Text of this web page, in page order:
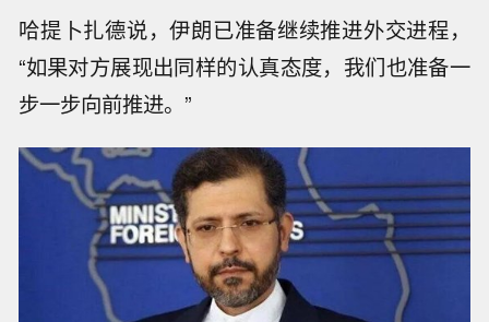
哈提卜扎德说，伊朗已准备继续推进外交进程，
“如果对方展现出同样的认真态度，我们也准备一
步一步向前推进。”